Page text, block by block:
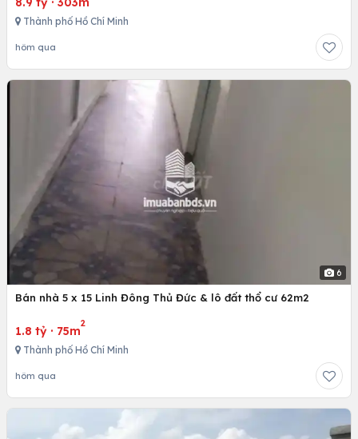
Thành phố Hồ Chí Minh
hôm qua
6
Bán nhà 5 x 15 Linh Đông Thủ Đức & lô đất thổ cư 62m2
1.8 tỷ · 75m
2
Thành phố Hồ Chí Minh
hôm qua